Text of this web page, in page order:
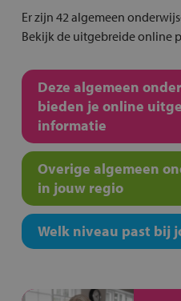
Er zijn 42 algemeen
Bekijk de uitgebreide online
Deze algemeen
bieden je online
informatie
Overige algemeen
in jouw regio
Welk niveau past bij